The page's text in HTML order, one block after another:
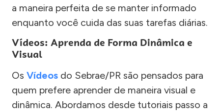
a maneira perfeita de se manter informado
enquanto você cuida das suas tarefas diárias.
Vídeos: Aprenda de Forma Dinâmica e
Visual
Os Vídeos do Sebrae/PR são pensados para
quem prefere aprender de maneira visual e
dinâmica. Abordamos desde tutoriais passo a